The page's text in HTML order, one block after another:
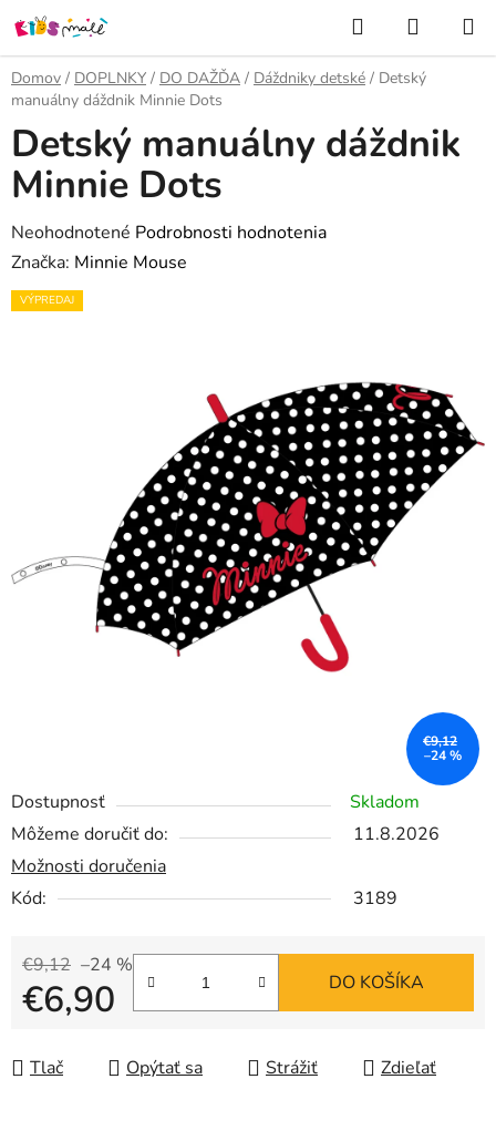
Prejsť
na
obsah
Hľadať
KOŠÍK
Domov / DOPLNKY / DO DAŽĎA / Dáždniky detské / Detský
manuálny dáždnik Minnie Dots
Dostupnosť
Skladom
Môžeme doručiť do:
11.8.2026
Možnosti doručenia
Kód:
3189
€9,12 –24 %
€6,90 DO KOŠÍKA
Tlač Opýtať sa Strážiť Zdieľať
Detský manuálny dáždnik
Minnie Dots
Priemerné
hodnotenie
produktu
Neohodnotené Podrobnosti hodnotenia
Značka: Minnie Mouse
VÝPREDAJ
€9,12
–24 %